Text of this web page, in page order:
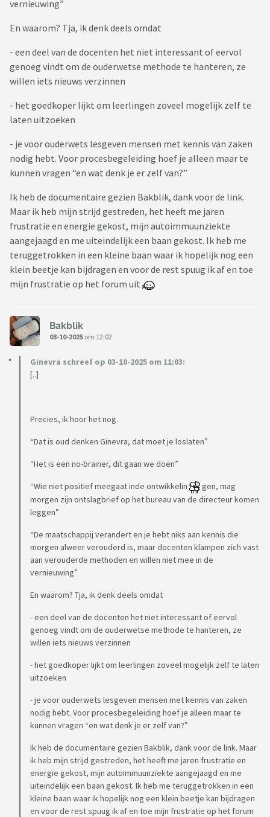
vernieuwing”
En waarom? Tja, ik denk deels omdat
- een deel van de docenten het niet interessant of eervol
genoeg vindt om de ouderwetse methode te hanteren, ze
willen iets nieuws verzinnen
- het goedkoper lijkt om leerlingen zoveel mogelijk zelf te
laten uitzoeken
- je voor ouderwets lesgeven mensen met kennis van zaken
nodig hebt. Voor procesbegeleiding hoef je alleen maar te
kunnen vragen “en wat denk je er zelf van?”
Ik heb de documentaire gezien Bakblik, dank voor de link.
Maar ik heb mijn strijd gestreden, het heeft me jaren
frustratie en energie gekost, mijn autoimmuunziekte
aangejaagd en me uiteindelijk een baan gekost. Ik heb me
teruggetrokken in een kleine baan waar ik hopelijk nog een
klein beetje kan bijdragen en voor de rest spuug ik af en toe
mijn frustratie op het forum uit
Bakblik
03-10-2025 om 12:02
Ginevra schreef op 03-10-2025 om 11:03:
[..]
Precies, ik hoor het nog.
“Dat is oud denken Ginevra, dat moet je loslaten”
“Het is een no-brainer, dit gaan we doen”
“Wie niet positief meegaat inde ontwikkelin
gen, mag
morgen zijn ontslagbrief op het bureau van de directeur komen
leggen”
“De maatschappij verandert en je hebt niks aan kennis die
morgen alweer verouderd is, maar docenten klampen zich vast
aan verouderde methoden en willen niet mee in de
vernieuwing”
En waarom? Tja, ik denk deels omdat
- een deel van de docenten het niet interessant of eervol
genoeg vindt om de ouderwetse methode te hanteren, ze
willen iets nieuws verzinnen
- het goedkoper lijkt om leerlingen zoveel mogelijk zelf te laten
uitzoeken
- je voor ouderwets lesgeven mensen met kennis van zaken
nodig hebt. Voor procesbegeleiding hoef je alleen maar te
kunnen vragen “en wat denk je er zelf van?”
Ik heb de documentaire gezien Bakblik, dank voor de link. Maar
ik heb mijn strijd gestreden, het heeft me jaren frustratie en
energie gekost, mijn autoimmuunziekte aangejaagd en me
uiteindelijk een baan gekost. Ik heb me teruggetrokken in een
kleine baan waar ik hopelijk nog een klein beetje kan bijdragen
en voor de rest spuug ik af en toe mijn frustratie op het forum